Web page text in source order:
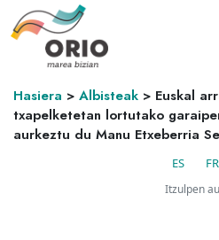
Hasiera > Albisteak > Euskal
txapelketetan lortutako
aurkeztu du Manu Etxeberria
ES FR
Itzulpen